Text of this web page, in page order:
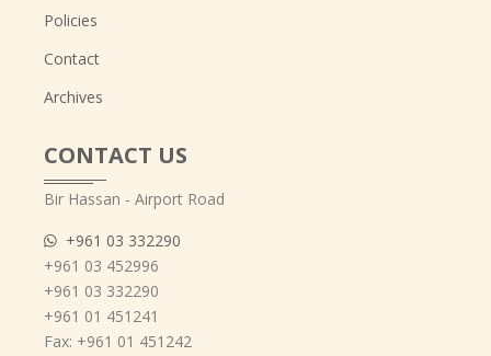
Policies
Contact
Archives
CONTACT US
Bir Hassan - Airport Road
+961 03 332290
+961 03 452996
+961 03 332290
+961 01 451241
Fax: +961 01 451242